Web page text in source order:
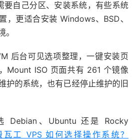
要自己分区、安装系统，有些系统
，更适合安装 Windows、BSD、
后台可见选项整理，一键安装页
Mount ISO 页面共有 261 个镜像
护的系统，也有已经停止维护的旧
Debian、Ubuntu 还是 Rocky
瓦工 VPS 如何选择操作系统？